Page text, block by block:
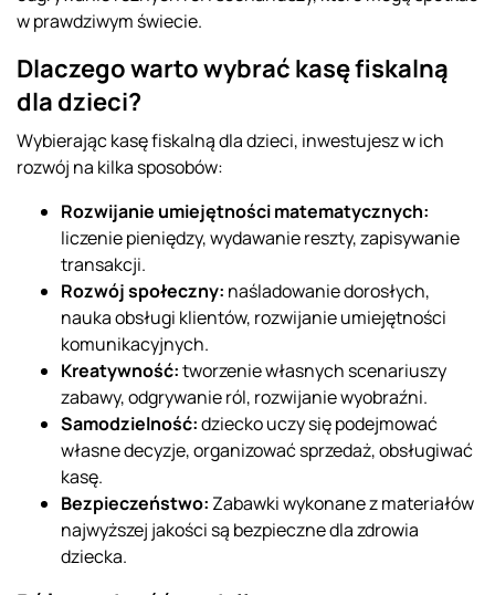
w prawdziwym świecie.
Dlaczego warto wybrać kasę fiskalną
dla dzieci?
Wybierając kasę fiskalną dla dzieci, inwestujesz w ich
rozwój na kilka sposobów:
Rozwijanie umiejętności matematycznych:
liczenie pieniędzy, wydawanie reszty, zapisywanie
transakcji.
Rozwój społeczny: naśladowanie dorosłych,
nauka obsługi klientów, rozwijanie umiejętności
komunikacyjnych.
Kreatywność:tworzenie własnych scenariuszy
zabawy, odgrywanie ról, rozwijanie wyobraźni.
Samodzielność:dziecko uczy się podejmować
własne decyzje, organizować sprzedaż, obsługiwać
kasę.
Bezpieczeństwo: Zabawki wykonane z materiałów
najwyższej jakości są bezpieczne dla zdrowia
dziecka.